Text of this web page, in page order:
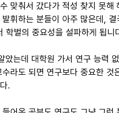
맞춰서 갔다가 적성 찾지 못해
휘하는 분들이 아주 많은데, 결
학벌의 중요성을 설파하게 됩니
는데 대학원 가서 연구 능력
라도 되면 연구보다 중요한 것
.